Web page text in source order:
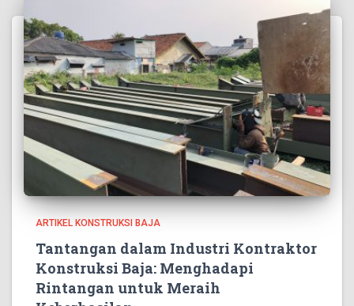
ARTIKEL KONSTRUKSI BAJA
Tantangan dalam Industri Kontraktor
Konstruksi Baja: Menghadapi
Rintangan untuk Meraih